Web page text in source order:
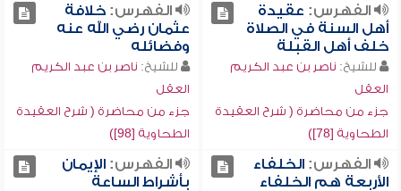
الفهرس: عقيدة
أهل السنة في الصلاة
خلف أهل القبلة
للشيخ: ناصر بن عبد الكريم
العقل
جزء من محاضرة ( شرح العقيدة
الطحاوية [78])
الفهرس:خلافة
عثمان رضي الله عنه
وفضائله
للشيخ: ناصر بن عبد الكريم
العقل
جزء من محاضرة ( شرح العقيدة
الطحاوية [98])
الفهرس:الخلفاء
الأربعة هم الخلفاء
الفهرس:الإيمان
بأشراط الساعة